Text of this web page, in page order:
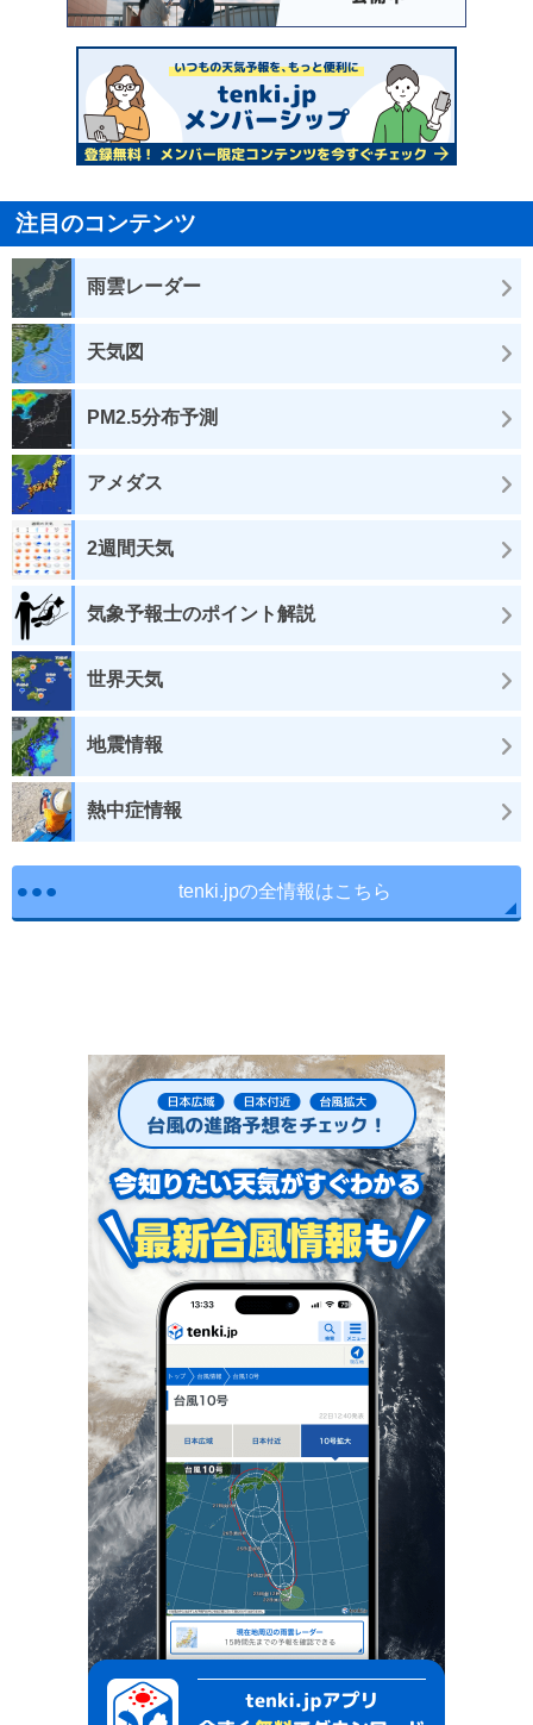
注目のコンテンツ
雨雲レーダー
天気図
PM2.5分布予測
アメダス
2週間天気
気象予報士のポイント解説
世界天気
地震情報
熱中症情報
tenki.jpの全情報はこちら